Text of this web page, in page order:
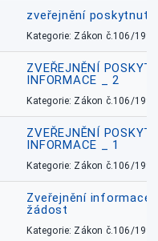
zveřejnění
Kategorie: Zákon č.106/1999
ZVEŘEJNĚNÍ
INFORMACE _ 2
Kategorie: Zákon č.106/1999
ZVEŘEJNĚNÍ
INFORMACE _ 1
Kategorie: Zákon č.106/1999
Zveřejnění informace
žádost
Kategorie: Zákon č.106/1999